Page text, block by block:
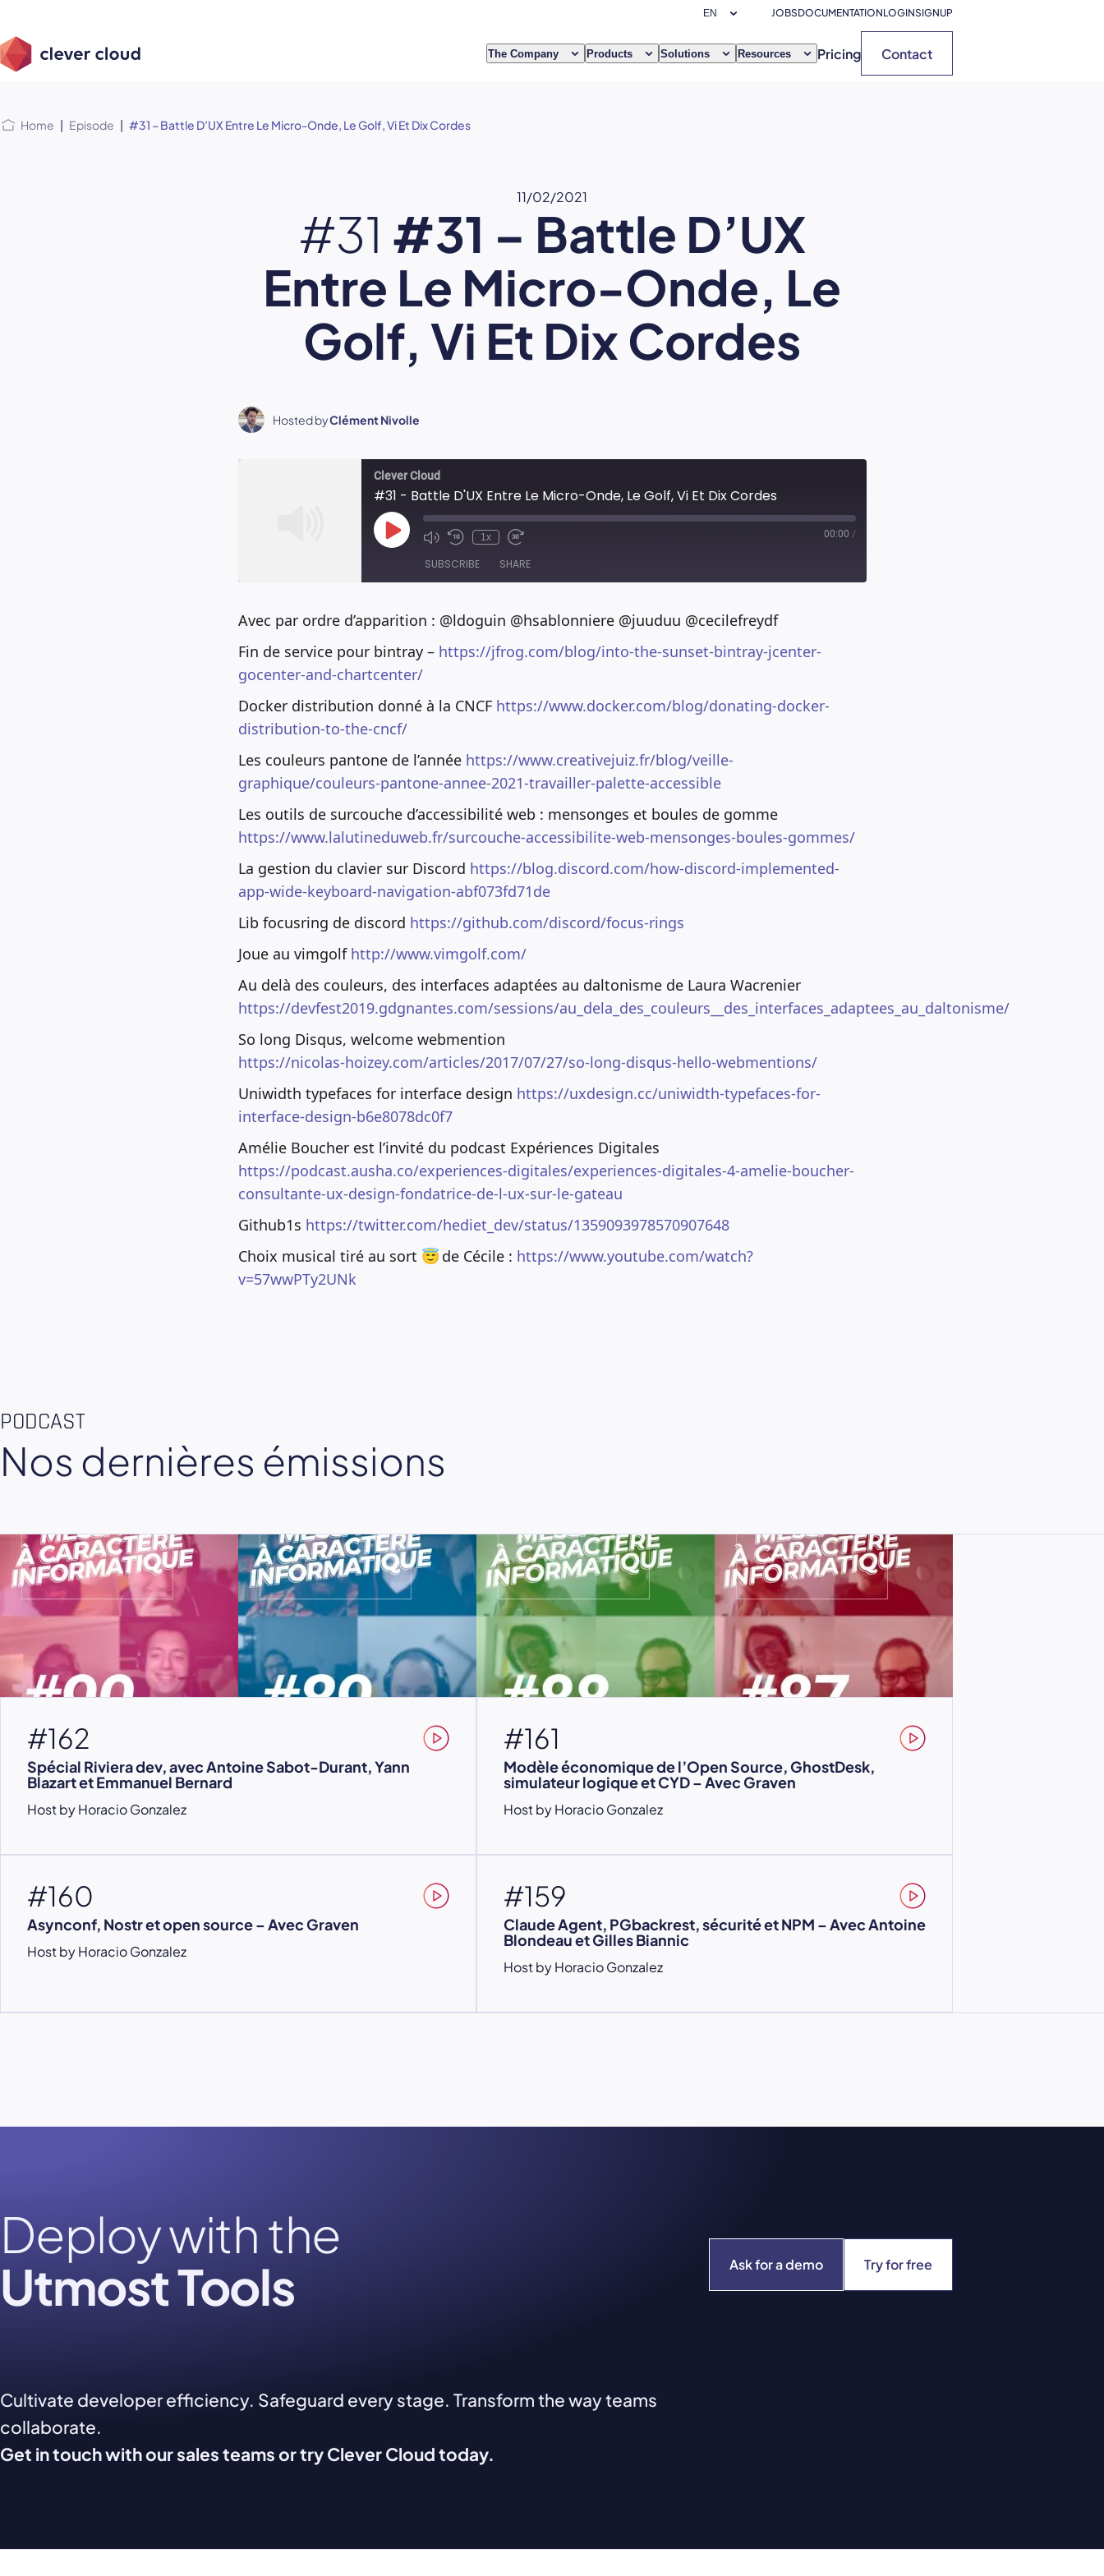
menu
JOBSDOCUMENTATIONLOGINSIGNUP
The Company Products Solutions Resources Pricing Contact
Home | Episode | #31 – Battle D’UX Entre Le Micro-Onde, Le Golf, Vi Et Dix Cordes
11/02/2021
#31 #31 – Battle D’UX
Entre Le Micro-Onde, Le
Golf, Vi Et Dix Cordes
Hosted byClément Nivolle
Clever Cloud
#31 - Battle D'UX Entre Le Micro-Onde, Le Golf, Vi Et Dix Cordes
Play
Episode
1x 00:00 /
SUBSCRIBE SHARE
RSS FEED
SHARE
LINK
EMBED
Avec par ordre d’apparition : @ldoguin @hsablonniere @juuduu @cecilefreydf
Fin de service pour bintray – https://jfrog.com/blog/into-the-sunset-bintray-jcenter-
gocenter-and-chartcenter/
Docker distribution donné à la CNCF https://www.docker.com/blog/donating-docker-
distribution-to-the-cncf/
Les couleurs pantone de l’année https://www.creativejuiz.fr/blog/veille-
graphique/couleurs-pantone-annee-2021-travailler-palette-accessible
Les outils de surcouche d’accessibilité web : mensonges et boules de gomme
https://www.lalutineduweb.fr/surcouche-accessibilite-web-mensonges-boules-gommes/
La gestion du clavier sur Discord https://blog.discord.com/how-discord-implemented-
app-wide-keyboard-navigation-abf073fd71de
Lib focusring de discord https://github.com/discord/focus-rings
Joue au vimgolf http://www.vimgolf.com/
Au delà des couleurs, des interfaces adaptées au daltonisme de Laura Wacrenier
https://devfest2019.gdgnantes.com/sessions/au_dela_des_couleurs__des_interfaces_adaptees_au_daltonisme/
So long Disqus, welcome webmention
https://nicolas-hoizey.com/articles/2017/07/27/so-long-disqus-hello-webmentions/
Uniwidth typefaces for interface design https://uxdesign.cc/uniwidth-typefaces-for-
interface-design-b6e8078dc0f7
Amélie Boucher est l’invité du podcast Expériences Digitales
https://podcast.ausha.co/experiences-digitales/experiences-digitales-4-amelie-boucher-
consultante-ux-design-fondatrice-de-l-ux-sur-le-gateau
Github1s https://twitter.com/hediet_dev/status/1359093978570907648
Choix musical tiré au sort 😇 de Cécile : https://www.youtube.com/watch?
v=57wwPTy2UNk
PODCAST
Nos dernières émissions
#162
Spécial Riviera dev, avec Antoine Sabot-Durant, Yann
Blazart et Emmanuel Bernard
Host by Horacio Gonzalez
#161
Modèle économique de l’Open Source, GhostDesk,
simulateur logique et CYD – Avec Graven
Host by Horacio Gonzalez
#160
Asynconf, Nostr et open source – Avec Graven
Host by Horacio Gonzalez
#159
Claude Agent, PGbackrest, sécurité et NPM – Avec Antoine
Blondeau et Gilles Biannic
Host by Horacio Gonzalez
Deploy with the
Utmost Tools Ask for a demo Try for free
Cultivate developer efficiency. Safeguard every stage. Transform the way teams
collaborate.
Get in touch with our sales teams or try Clever Cloud today.